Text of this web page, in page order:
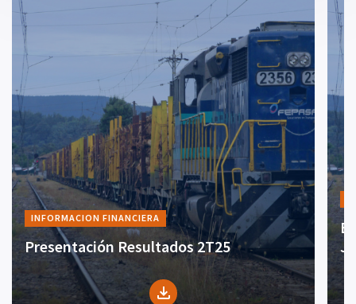
INFORMACION FINANCIERA
Presentación Resultados 2T25
file_download